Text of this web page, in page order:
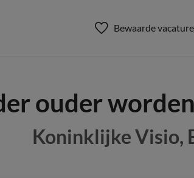
Bewaarde
ouder
Koninklijke Visio,